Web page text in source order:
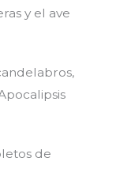
y el ave
de